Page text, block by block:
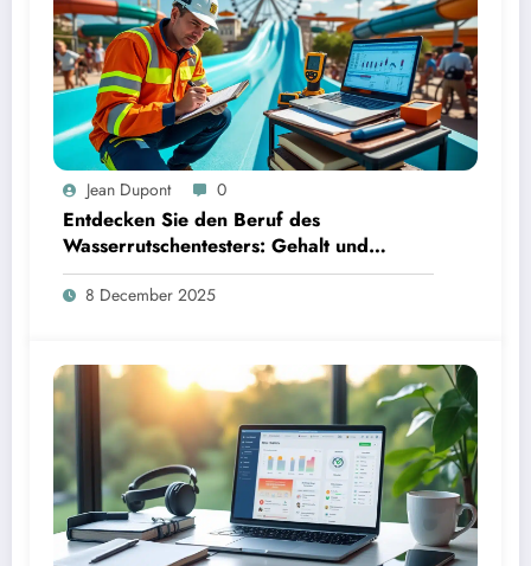
Jean Dupont 0
Entdecken Sie den Beruf des
Wasserrutschentesters: Gehalt und
Karrierechancen
8 December 2025